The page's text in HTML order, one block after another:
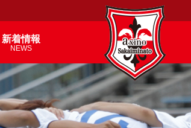
新着情報
NEWS